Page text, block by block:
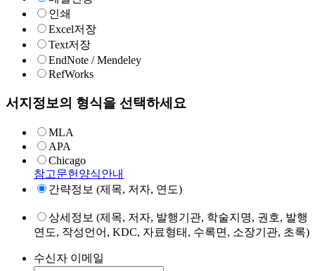
인쇄
Excel저장
Text저장
EndNote / Mendeley
RefWorks
서지정보의 형식을 선택하세요
MLA
APA
Chicago
참고문헌양식안내
간략정보 (제목, 저자, 연도)
상세정보 (제목, 저자, 발행기관, 학술지명, 권호, 발행
연도, 작성언어, KDC, 자료형태, 수록면, 소장기관, 초록)
수신자 이메일